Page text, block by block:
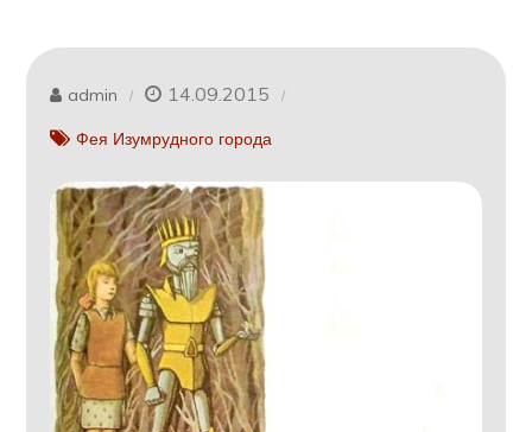
admin 14.09.2015
Фея Изумрудного города